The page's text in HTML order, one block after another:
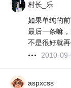
村长_乐
如果单纯的
最后一条嘛
不是很好就
2010-
aspxcss